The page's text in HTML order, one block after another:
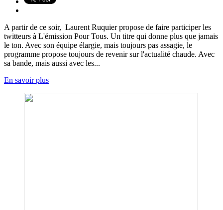
A partir de ce soir, Laurent Ruquier propose de faire participer les
twitteurs à L'émission Pour Tous. Un titre qui donne plus que jamais
le ton. Avec son équipe élargie, mais toujours pas assagie, le
programme propose toujours de revenir sur l'actualité chaude. Avec
sa bande, mais aussi avec les...
En savoir plus